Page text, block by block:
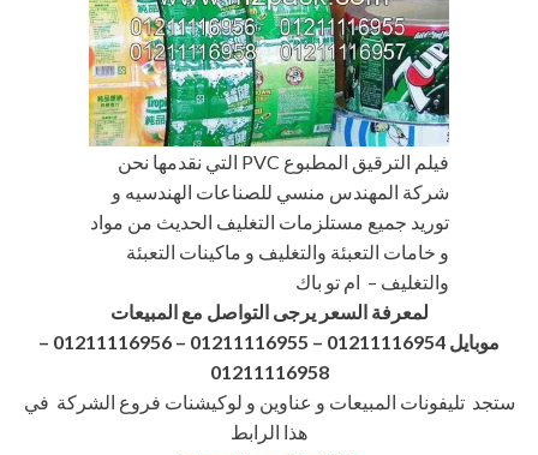
فيلم الترقيق المطبوع PVC التي نقدمها نحن
شركة المهندس منسي للصناعات الهندسيه و
توريد جميع مستلزمات التغليف الحديث من مواد
و خامات التعبئة والتغليف و ماكينات التعبئة
والتغليف – ام تو باك
لمعرفة السعر يرجى التواصل مع المبيعات
موبايل 01211116954 – 01211116955 – 01211116956
–
01211116958
ستجد تليفونات المبيعات و عناوين و لوكيشنات فروع الشركة في
هذا الرابط